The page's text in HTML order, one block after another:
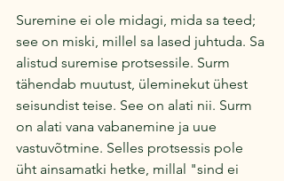
Suremine ei ole midagi, mida sa teed;
see on miski, millel sa lased juhtuda. Sa
alistud suremise protsessile. Surm
tähendab muutust, üleminekut ühest
seisundist teise. See on alati nii. Surm
on alati vana vabanemine ja uue
vastuvõtmine. Selles protsessis pole
üht ainsamatki hetke, millal "sind ei